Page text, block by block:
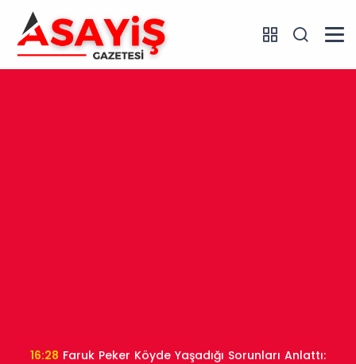
16:28